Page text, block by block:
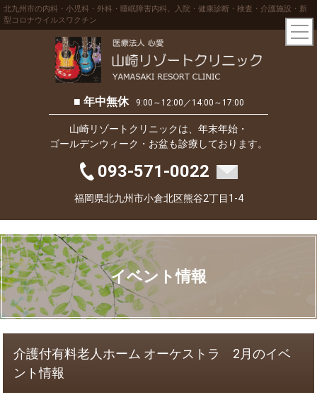
北九州市の内科・小児科・外科・睡眠障害内科。入院・健康診断・検査・介護施設・新
型コロナウイルスワクチン
■ 年中無休 9:00～12:00／14:00～17:00
山崎リゾートクリニックは、年末年始・
ゴールデンウィーク・お盆も診療しております。
093-571-0022
福岡県北九州市小倉北区熊谷2丁目1-4
イベント情報
介護付有料老人ホーム オーケストラ 2月のイベ
ント情報